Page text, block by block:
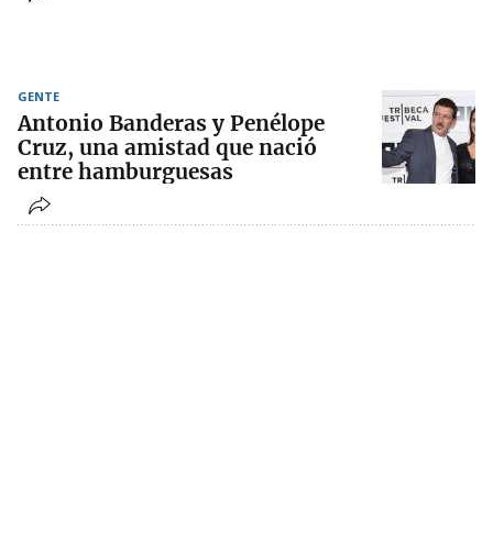
GENTE
Antonio Banderas y Penélope
Cruz, una amistad que nació
entre hamburguesas